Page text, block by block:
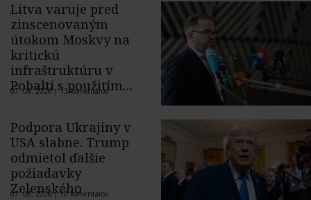
Litva varuje pred
zinscenovaným
útokom Moskvy na
kritickú
infraštruktúru v
Pobaltí s použitím
ukrajinského dronu
07. 08. 2026 |13 komentárov
Podpora Ukrajiny v
USA slabne. Trump
odmietol ďalšie
požiadavky
Zelenského
07. 08. 2026 |50 komentárov